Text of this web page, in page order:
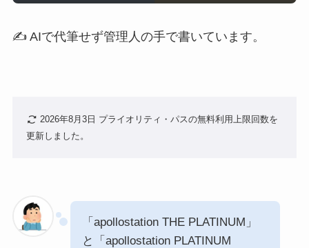
✍️ AIで代筆せず管理人の手で書いています。
2026年8月3日 プライオリティ・パスの無料利用上限回数を
更新しました。
「apollostation THE PLATINUM」
と「apollostation PLATINUM